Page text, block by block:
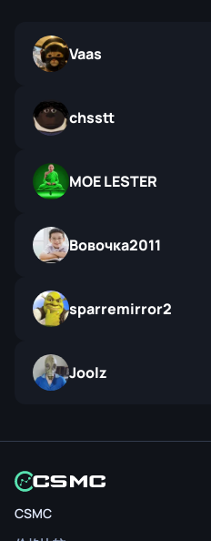
Vaas
chsstt
MOE LESTER
Вовочка2011
sparremirror2
Joolz
CSMC